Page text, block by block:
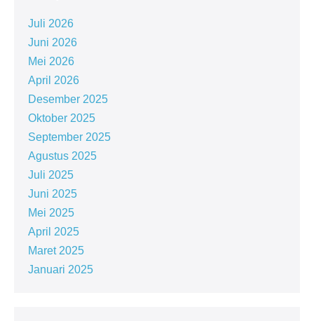
Juli 2026
Juni 2026
Mei 2026
April 2026
Desember 2025
Oktober 2025
September 2025
Agustus 2025
Juli 2025
Juni 2025
Mei 2025
April 2025
Maret 2025
Januari 2025